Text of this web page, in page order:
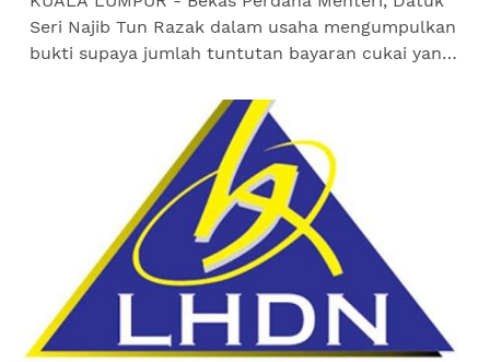
Seri Najib Tun Razak dalam usaha mengumpulkan
bukti supaya jumlah tuntutan bayaran cukai yang